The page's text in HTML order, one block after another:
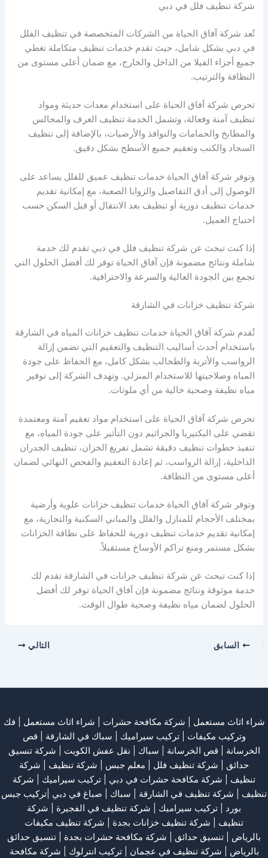
شركة تنظيف فلل في دبي
تُعد شركة آفاق الحياة من الشركات المتخصصة في تنظيف الفلل
في دبي بشكل شامل، حيث تقدم خدمات تنظيف متكاملة تغطي
جميع أجزاء الفيلا من الداخل والخارج، مع ضمان أعلى مستوى من
النظافة والترتيب.
تحرص شركة آفاق الحياة على استخدام معدات حديثة ومواد
تنظيف آمنة وفعالة، وتشمل الخدمة تنظيف الغرف والمجالس
والمطابخ والحمامات والنوافذ والأرضيات، بالإضافة إلى تنظيف
السجاد والكنب وتعقيم جميع الأسطح بشكل دقيق.
وتوفر شركة آفاق الحياة خدمات تنظيف عميق للفلل يساعد على
الوصول إلى أدق التفاصيل والزوايا الصعبة، مع إمكانية تقديم
خدمات تنظيف دورية أو تنظيف بعد الانتقال أو قبل السكن حسب
احتياج العميل.
إذا كنت تبحث عن شركة تنظيف فلل في دبي تقدم لك خدمة
شاملة ونتائج مضمونة فإن آفاق الحياة توفر لك أفضل الحلول التي
تجمع بين الجودة العالية والسرعة والاحترافية.
شركة تنظيف خزانات في الشارقة
تُقدم شركة آفاق الحياة خدمات تنظيف خزانات المياه في الشارقة
باستخدام أحدث أساليب التنظيف والتعقيم التي تضمن إزالة
الرواسب والأتربة والطحالب بشكل كامل، مع الحفاظ على جودة
المياه وصلاحيتها للاستخدام المنزلي. وتهدف الشركة إلى توفير
مياه نظيفة وصحية خالية من أي ملوثات.
تحرص شركة آفاق الحياة على استخدام مواد تعقيم آمنة ومعتمدة
تقضي على البكتيريا والجراثيم دون التأثير على جودة المياه، مع
تنفيذ خطوات تنظيف دقيقة تشمل تفريغ الخزان، تنظيف الجدران
الداخلية، إزالة الرواسب، ثم إعادة التعقيم والفحص النهائي لضمان
أعلى مستوى من النظافة.
وتوفر شركة آفاق الحياة خدمات تنظيف خزانات علوية وأرضية
بمختلف الأحجام للمنازل والفلل والمباني السكنية والتجارية، مع
إمكانية تقديم خدمات تنظيف دورية للحفاظ على نظافة الخزانات
بشكل مستمر ومنع تراكم الأوساخ مستقبلاً.
إذا كنت تبحث عن شركة تنظيف خزانات في الشارقة تقدم لك
خدمة موثوقة ونتائج مضمونة فإن آفاق الحياة توفر لك أفضل
الحلول لضمان مياه نظيفة وصحية طوال الوقت.
السابق التالي
شراء اثاث مستعمل شركة مكافحة حشرات شراء اثاث مستعمل
فك
وتركيب مكيفات | تركيب سيراميك | سباك في الشارقة
قص
الخرسانة | قص الخرسانة | سباك نقل عفش الكويت
شركة تنسيق
حدائق
شركة تنظيف فلل معلم جبس شركة تنظيف
شركة
تنظيف
شركة مكافحة حشرات في دبي تركيب سيراميك
شركة
تنظيف
شركة تنظيف في الشارقة | سباك | صباغ في دبي |تركيب جبس
بورد | تركيب سيراميك شركة تنظيف في الفجيرة
شركة
تنظيف
شركة تنظيف خزانات بجدة
شركة تنظيف مكيفات
بالرياض
تنسيق حدائق شركة مكافحة حشرات بجدة
تنسيق حدائق
بالرياض
شركة تنظيف في عجمان | تركيب انترلوك | شركة مكافحة